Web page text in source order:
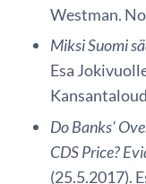
Westman.
Miksi Suomi
Esa
Do Banks'
CDS Price?
(25.5.2017).